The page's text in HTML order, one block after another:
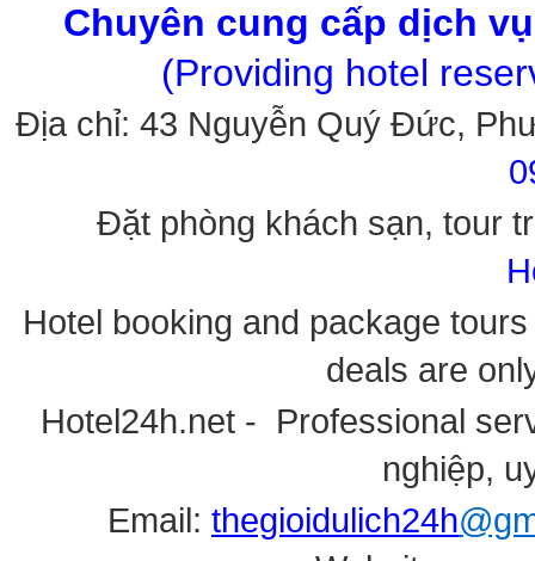
Chuyên cung cấp dịch
(Providing hotel
Địa chỉ: 43 Nguyễn Quý Đức,
Đặt phòng khách sạn, tour
Hotel booking and package
deals are
Hotel24h.net - Professional
nghiệp,
Email: thegioidulich24h